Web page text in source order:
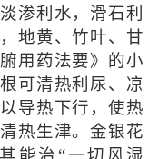
渗利水，滑石利
地黄、竹叶、甘
用药法要》的小
可清热利尿、凉
导热下行，使热
热生津。金银花
能治“一切风湿